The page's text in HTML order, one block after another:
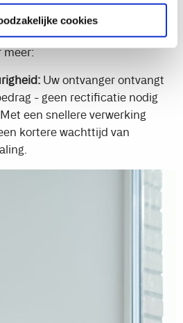
cookies
tevreden zijn met snelle en
meer:
Uw ontvanger ontvangt
- geen rectificatie nodig
Met een snellere verwerking
kortere wachttijd van